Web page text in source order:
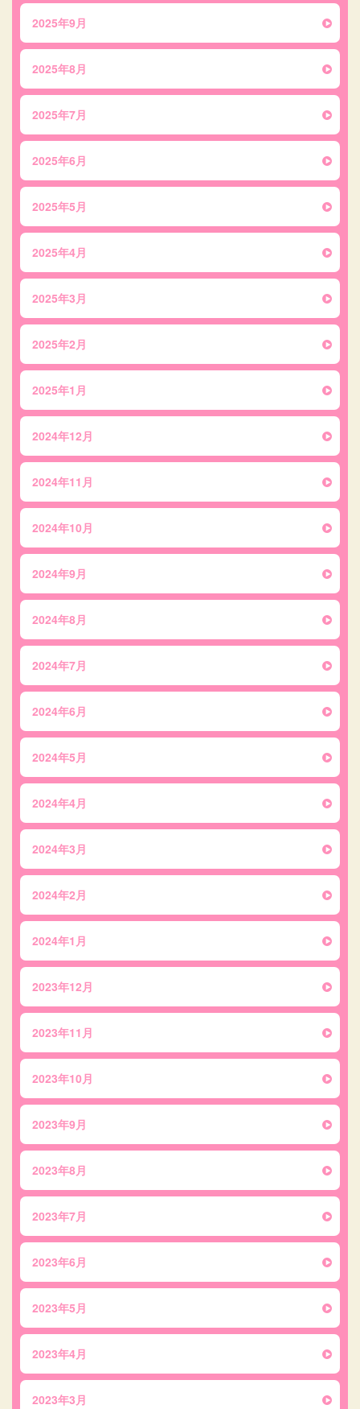
2025年9月
2025年8月
2025年7月
2025年6月
2025年5月
2025年4月
2025年3月
2025年2月
2025年1月
2024年12月
2024年11月
2024年10月
2024年9月
2024年8月
2024年7月
2024年6月
2024年5月
2024年4月
2024年3月
2024年2月
2024年1月
2023年12月
2023年11月
2023年10月
2023年9月
2023年8月
2023年7月
2023年6月
2023年5月
2023年4月
2023年3月